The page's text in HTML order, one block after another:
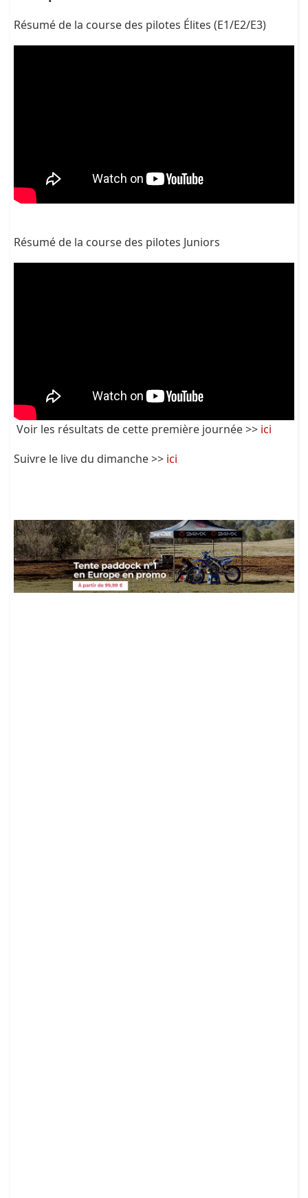
Résumé de la course des pilotes Élites (E1/E2/E3)
Résumé de la course des pilotes Juniors
Voir les résultats de cette première journée >> ici
Suivre le live du dimanche >> ici